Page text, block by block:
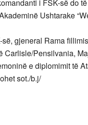
i FSK-së do
Ushtarake
gjeneral Rama
Carlisle/Pensilvania,
e diplomimit të
sot./b.j/